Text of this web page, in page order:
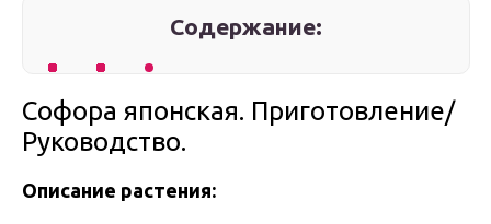
Содержание:
Софора японская. Приготовление/
Руководство.
Описание растения: